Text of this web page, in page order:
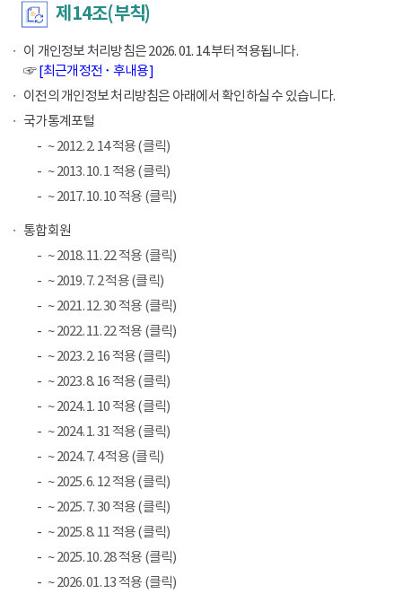
제14조(부칙)
이 개인정보 처리방침은 2026. 01. 14.부터 적용됩니다.
☞[최근개정전 ･ 후내용]
이전의 개인정보 처리방침은 아래에서 확인하실 수 있습니다.
국가통계포털
~ 2012. 2. 14 적용 (클릭)
~ 2013. 10. 1 적용 (클릭)
~ 2017. 10. 10 적용 (클릭)
통합회원
~ 2018. 11. 22 적용 (클릭)
~ 2019. 7. 2 적용 (클릭)
~ 2021. 12. 30 적용 (클릭)
~ 2022. 11. 22 적용 (클릭)
~ 2023. 2. 16 적용 (클릭)
~ 2023. 8. 16 적용 (클릭)
~ 2024. 1. 10 적용 (클릭)
~ 2024. 1. 31 적용 (클릭)
~ 2024. 7. 4 적용 (클릭)
~ 2025. 6. 12 적용 (클릭)
~ 2025. 7. 30 적용 (클릭)
~ 2025. 8. 11 적용 (클릭)
~ 2025. 10. 28 적용 (클릭)
~ 2026. 01. 13 적용 (클릭)